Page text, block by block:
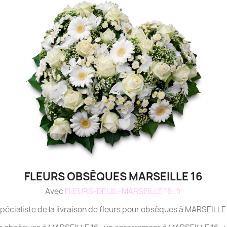
FLEURS OBSÈQUES MARSEILLE 16
Avec FLEURS-DEUIL-MARSEILLE 16 .fr
de la livraison de fleurs pour obsèques à MARSEILLE